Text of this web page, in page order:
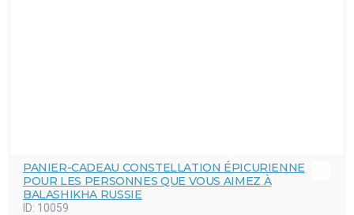
PANIER-CADEAU CONSTELLATION ÉPICURIENNE
POUR LES PERSONNES QUE VOUS AIMEZ À
BALASHIKHA RUSSIE
ID: 10059